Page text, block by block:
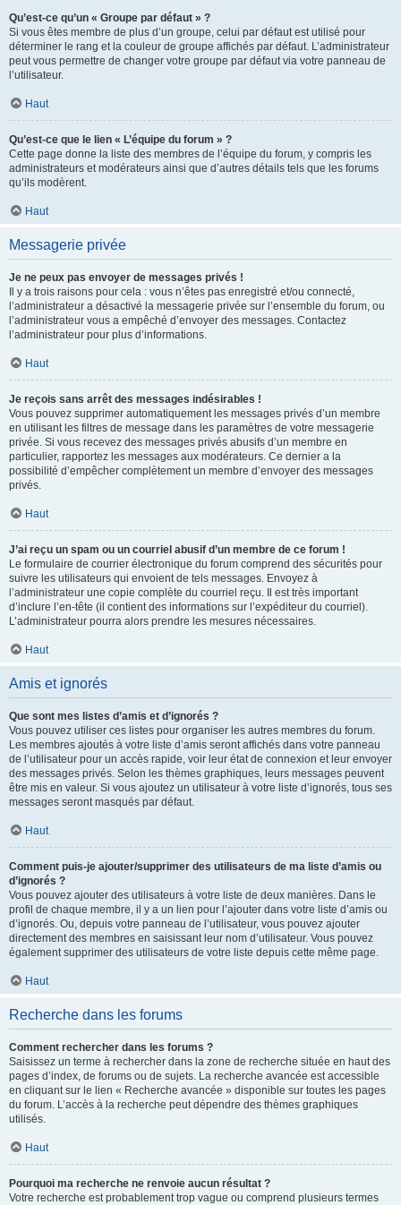
Qu’est-ce qu’un « Groupe par défaut » ?
Si vous êtes membre de plus d’un groupe, celui par défaut est utilisé pour
déterminer le rang et la couleur de groupe affichés par défaut. L’administrateur
peut vous permettre de changer votre groupe par défaut via votre panneau de
l’utilisateur.
Haut
Qu’est-ce que le lien « L’équipe du forum » ?
Cette page donne la liste des membres de l’équipe du forum, y compris les
administrateurs et modérateurs ainsi que d’autres détails tels que les forums
qu’ils modèrent.
Haut
Messagerie privée
Je ne peux pas envoyer de messages privés !
Il y a trois raisons pour cela : vous n’êtes pas enregistré et/ou connecté,
l’administrateur a désactivé la messagerie privée sur l’ensemble du forum, ou
l’administrateur vous a empêché d’envoyer des messages. Contactez
l’administrateur pour plus d’informations.
Haut
Je reçois sans arrêt des messages indésirables !
Vous pouvez supprimer automatiquement les messages privés d’un membre
en utilisant les filtres de message dans les paramètres de votre messagerie
privée. Si vous recevez des messages privés abusifs d’un membre en
particulier, rapportez les messages aux modérateurs. Ce dernier a la
possibilité d’empêcher complètement un membre d’envoyer des messages
privés.
Haut
J’ai reçu un spam ou un courriel abusif d’un membre de ce forum !
Le formulaire de courrier électronique du forum comprend des sécurités pour
suivre les utilisateurs qui envoient de tels messages. Envoyez à
l’administrateur une copie complète du courriel reçu. Il est très important
d’inclure l’en-tête (il contient des informations sur l’expéditeur du courriel).
L’administrateur pourra alors prendre les mesures nécessaires.
Haut
Amis et ignorés
Que sont mes listes d’amis et d’ignorés ?
Vous pouvez utiliser ces listes pour organiser les autres membres du forum.
Les membres ajoutés à votre liste d’amis seront affichés dans votre panneau
de l’utilisateur pour un accès rapide, voir leur état de connexion et leur envoyer
des messages privés. Selon les thèmes graphiques, leurs messages peuvent
être mis en valeur. Si vous ajoutez un utilisateur à votre liste d’ignorés, tous ses
messages seront masqués par défaut.
Haut
Comment puis-je ajouter/supprimer des utilisateurs de ma liste d’amis ou
d’ignorés ?
Vous pouvez ajouter des utilisateurs à votre liste de deux manières. Dans le
profil de chaque membre, il y a un lien pour l’ajouter dans votre liste d’amis ou
d’ignorés. Ou, depuis votre panneau de l’utilisateur, vous pouvez ajouter
directement des membres en saisissant leur nom d’utilisateur. Vous pouvez
également supprimer des utilisateurs de votre liste depuis cette même page.
Haut
Recherche dans les forums
Comment rechercher dans les forums ?
Saisissez un terme à rechercher dans la zone de recherche située en haut des
pages d’index, de forums ou de sujets. La recherche avancée est accessible
en cliquant sur le lien « Recherche avancée » disponible sur toutes les pages
du forum. L’accès à la recherche peut dépendre des thèmes graphiques
utilisés.
Haut
Pourquoi ma recherche ne renvoie aucun résultat ?
Votre recherche est probablement trop vague ou comprend plusieurs termes